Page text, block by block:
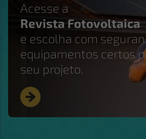
Acesse a
Revista Fotovoltaica
e escolha com
equipamentos certos
seu projeto.